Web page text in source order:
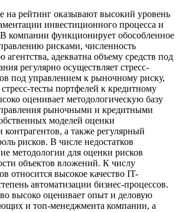
на рейтинг оказывают высокий уровень
инвестиционного процесса и
компании функционирует обособленное
рисками, численность
адекватна объему средств под
регулярно осуществляет стресс-
под управлением к рыночному риску,
тесты портфелей к кредитному
оценивает методологическую базу
рыночными и кредитными
моделей оценки
контрагентов, а также регулярный
рисков. В числе недостатков
методологии для оценки рисков
объектов вложений. К числу
относится высокое качество IT-
автоматизации бизнес-процессов.
высоко оценивает опыт и деловую
и топ-менеджмента компании, а